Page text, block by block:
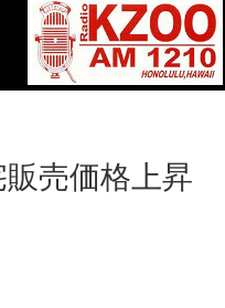
売価格上昇